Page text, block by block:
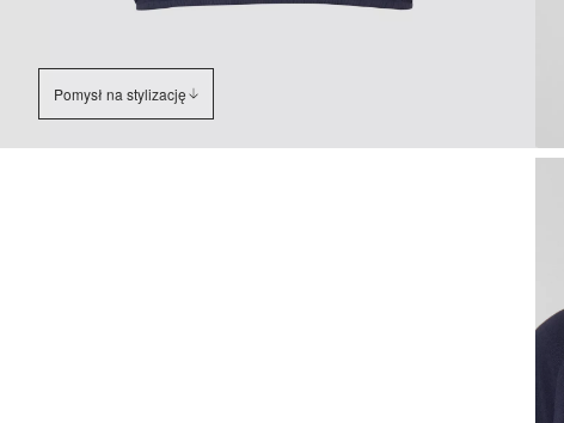
Pomysł na stylizację